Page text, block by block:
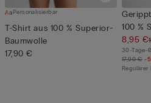
Personalisierbar
T-Shirt aus 100 % Superior-
Baumwolle
17,90 €
100 %
8,95 €
30-Tage-
17,90 € -